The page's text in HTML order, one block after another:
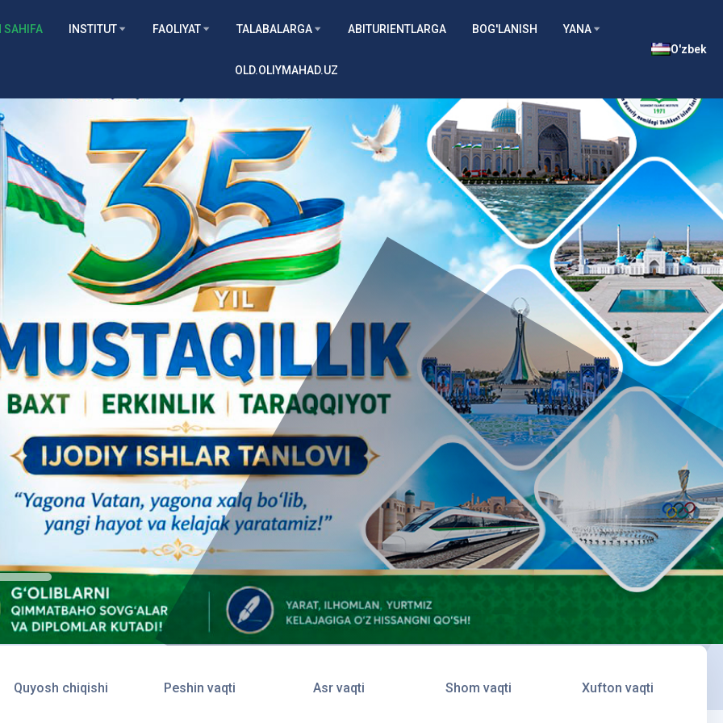
SAHIFA INSTITUT FAOLIYAT TALABALARGA ABITURIENTLARGA BOG'LANISH YANA
OLD.OLIYMAHAD.UZ
O'zbek
Quyosh chiqishi Peshin vaqti Asr vaqti Shom vaqti Xufton vaqti